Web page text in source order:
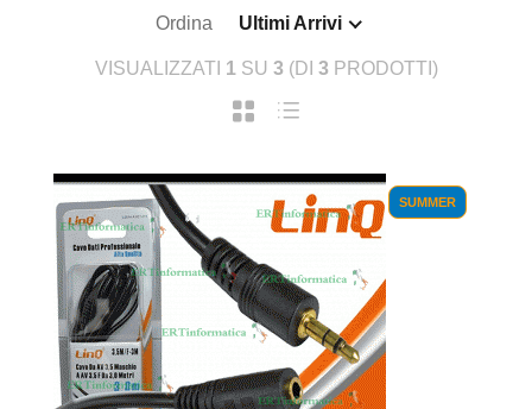
Ordina Ultimi Arrivi
VISUALIZZATI 1 SU 3 (DI 3 PRODOTTI)
SUMMER